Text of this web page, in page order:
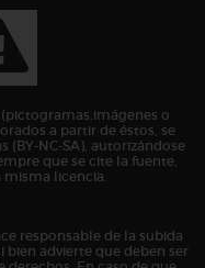
o
a partir de éstos, se
(BY-NC-SA), autorizándose
que se cite la fuente,
misma licencia.
responsable de la subida
bien advierte que deben ser